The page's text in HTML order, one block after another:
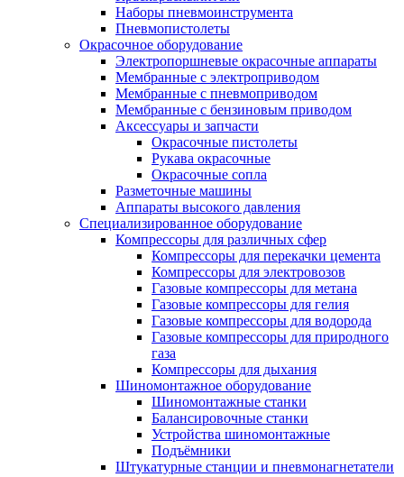
Наборы пневмоинструмента
Пневмопистолеты
Окрасочное оборудование
Электропоршневые окрасочные аппараты
Мембранные с электроприводом
Мембранные с пневмоприводом
Мембранные с бензиновым приводом
Аксессуары и запчасти
Окрасочные пистолеты
Рукава окрасочные
Окрасочные сопла
Разметочные машины
Аппараты высокого давления
Специализированное оборудование
Компрессоры для различных сфер
Компрессоры для перекачки цемента
Компрессоры для электровозов
Газовые компрессоры для метана
Газовые компрессоры для гелия
Газовые компрессоры для водорода
Газовые компрессоры для природного
газа
Компрессоры для дыхания
Шиномонтажное оборудование
Шиномонтажные станки
Балансировочные станки
Устройства шиномонтажные
Подъёмники
Штукатурные станции и пневмонагнетатели